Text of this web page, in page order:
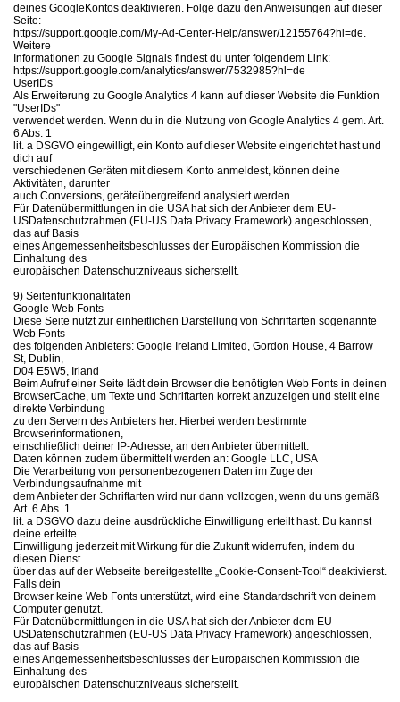
deines GoogleKontos deaktivieren. Folge dazu den Anweisungen auf dieser
Seite:
https://support.google.com/My-Ad-Center-Help/answer/12155764?hl=de.
Weitere
Informationen zu Google Signals findest du unter folgendem Link:
https://support.google.com/analytics/answer/7532985?hl=de
UserIDs
Als Erweiterung zu Google Analytics 4 kann auf dieser Website die Funktion
"UserIDs"
verwendet werden. Wenn du in die Nutzung von Google Analytics 4 gem. Art.
6 Abs. 1
lit. a DSGVO eingewilligt, ein Konto auf dieser Website eingerichtet hast und
dich auf
verschiedenen Geräten mit diesem Konto anmeldest, können deine
Aktivitäten, darunter
auch Conversions, geräteübergreifend analysiert werden.
Für Datenübermittlungen in die USA hat sich der Anbieter dem EU-
USDatenschutzrahmen (EU-US Data Privacy Framework) angeschlossen,
das auf Basis
eines Angemessenheitsbeschlusses der Europäischen Kommission die
Einhaltung des
europäischen Datenschutzniveaus sicherstellt.
9) Seitenfunktionalitäten
Google Web Fonts
Diese Seite nutzt zur einheitlichen Darstellung von Schriftarten sogenannte
Web Fonts
des folgenden Anbieters: Google Ireland Limited, Gordon House, 4 Barrow
St, Dublin,
D04 E5W5, Irland
Beim Aufruf einer Seite lädt dein Browser die benötigten Web Fonts in deinen
BrowserCache, um Texte und Schriftarten korrekt anzuzeigen und stellt eine
direkte Verbindung
zu den Servern des Anbieters her. Hierbei werden bestimmte
Browserinformationen,
einschließlich deiner IP-Adresse, an den Anbieter übermittelt.
Daten können zudem übermittelt werden an: Google LLC, USA
Die Verarbeitung von personenbezogenen Daten im Zuge der
Verbindungsaufnahme mit
dem Anbieter der Schriftarten wird nur dann vollzogen, wenn du uns gemäß
Art. 6 Abs. 1
lit. a DSGVO dazu deine ausdrückliche Einwilligung erteilt hast. Du kannst
deine erteilte
Einwilligung jederzeit mit Wirkung für die Zukunft widerrufen, indem du
diesen Dienst
über das auf der Webseite bereitgestellte „Cookie-Consent-Tool“ deaktivierst.
Falls dein
Browser keine Web Fonts unterstützt, wird eine Standardschrift von deinem
Computer genutzt.
Für Datenübermittlungen in die USA hat sich der Anbieter dem EU-
USDatenschutzrahmen (EU-US Data Privacy Framework) angeschlossen,
das auf Basis
eines Angemessenheitsbeschlusses der Europäischen Kommission die
Einhaltung des
europäischen Datenschutzniveaus sicherstellt.